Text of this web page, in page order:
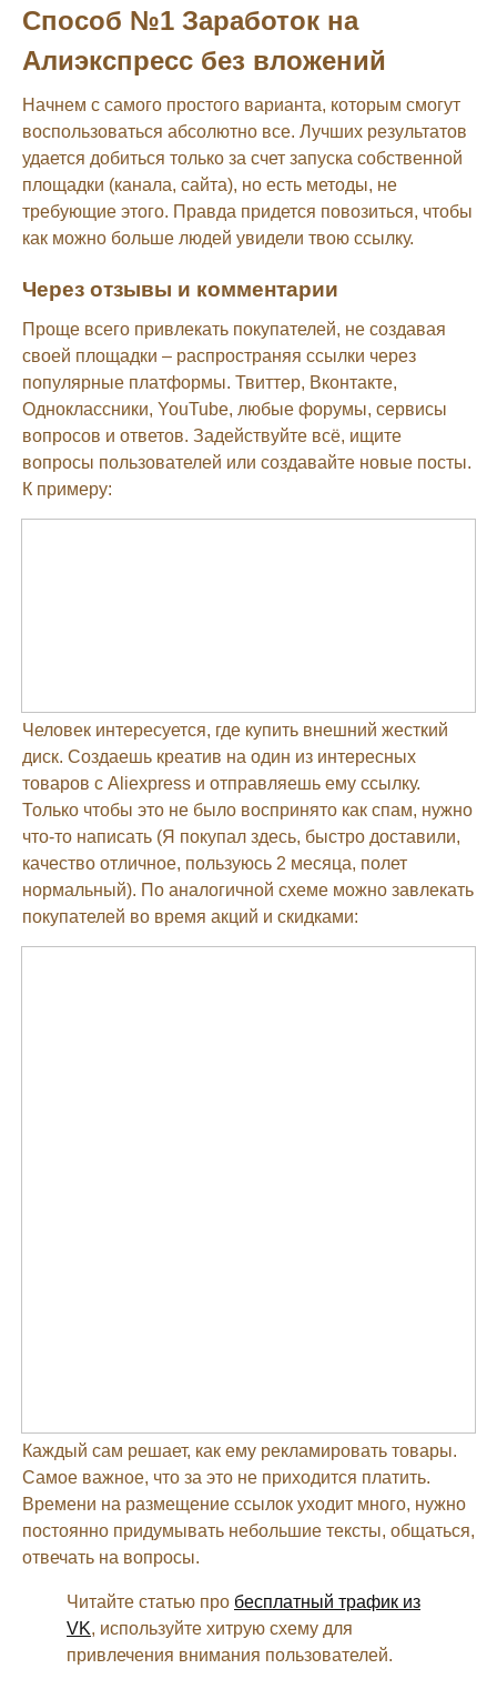
Способ №1 Заработок на
Алиэкспресс без вложений
Начнем с самого простого варианта, которым смогут
воспользоваться абсолютно все. Лучших результатов
удается добиться только за счет запуска собственной
площадки (канала, сайта), но есть методы, не
требующие этого. Правда придется повозиться, чтобы
как можно больше людей увидели твою ссылку.
Через отзывы и комментарии
Проще всего привлекать покупателей, не создавая
своей площадки – распространяя ссылки через
популярные платформы. Твиттер, Вконтакте,
Одноклассники, YouTube, любые форумы, сервисы
вопросов и ответов. Задействуйте всё, ищите
вопросы пользователей или создавайте новые посты.
К примеру:
Человек интересуется, где купить внешний жесткий
диск. Создаешь креатив на один из интересных
товаров с Aliexpress и отправляешь ему ссылку.
Только чтобы это не было воспринято как спам, нужно
что-то написать (Я покупал здесь, быстро доставили,
качество отличное, пользуюсь 2 месяца, полет
нормальный). По аналогичной схеме можно завлекать
покупателей во время акций и скидками:
Каждый сам решает, как ему рекламировать товары.
Самое важное, что за это не приходится платить.
Времени на размещение ссылок уходит много, нужно
постоянно придумывать небольшие тексты, общаться,
отвечать на вопросы.
Читайте статью про бесплатный трафик из
VK, используйте хитрую схему для
привлечения внимания пользователей.